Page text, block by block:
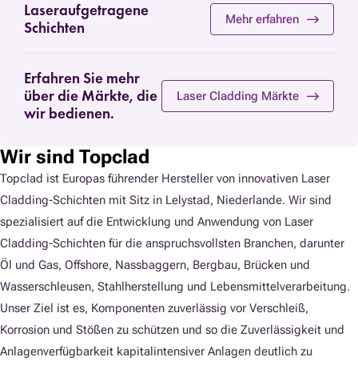
Laseraufgetragene
Schichten
Mehr erfahren
Erfahren Sie mehr
über die Märkte, die
wir bedienen.
Laser Cladding Märkte
Wir sind Topclad
Topclad ist Europas führender Hersteller von innovativen Laser
Cladding-Schichten mit Sitz in Lelystad, Niederlande. Wir sind
spezialisiert auf die Entwicklung und Anwendung von Laser
Cladding-Schichten für die anspruchsvollsten Branchen, darunter
Öl und Gas, Offshore, Nassbaggern, Bergbau, Brücken und
Wasserschleusen, Stahlherstellung und Lebensmittelverarbeitung.
Unser Ziel ist es, Komponenten zuverlässig vor Verschleiß,
Korrosion und Stößen zu schützen und so die Zuverlässigkeit und
Anlagenverfügbarkeit kapitalintensiver Anlagen deutlich zu